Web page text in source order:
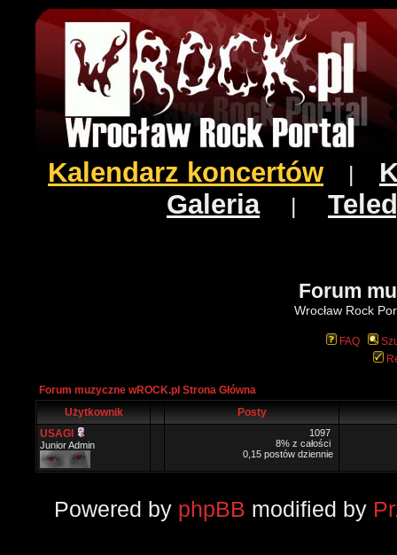
Kalendarz koncertów
Galeria|
Forum
Wrocław Rock
FAQ
Forum muzyczne wROCK.pl Strona Główna
Użytkownik
Posty
USAGI
Junior Admin
1097
8% z całości
0,15 postów dziennie
Powered by phpBB modified by